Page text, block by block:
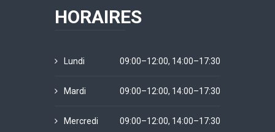
HORAIRES
Lundi 09:00–12:00, 14:00–17:30
Mardi 09:00–12:00, 14:00–17:30
Mercredi 09:00–12:00, 14:00–17:30